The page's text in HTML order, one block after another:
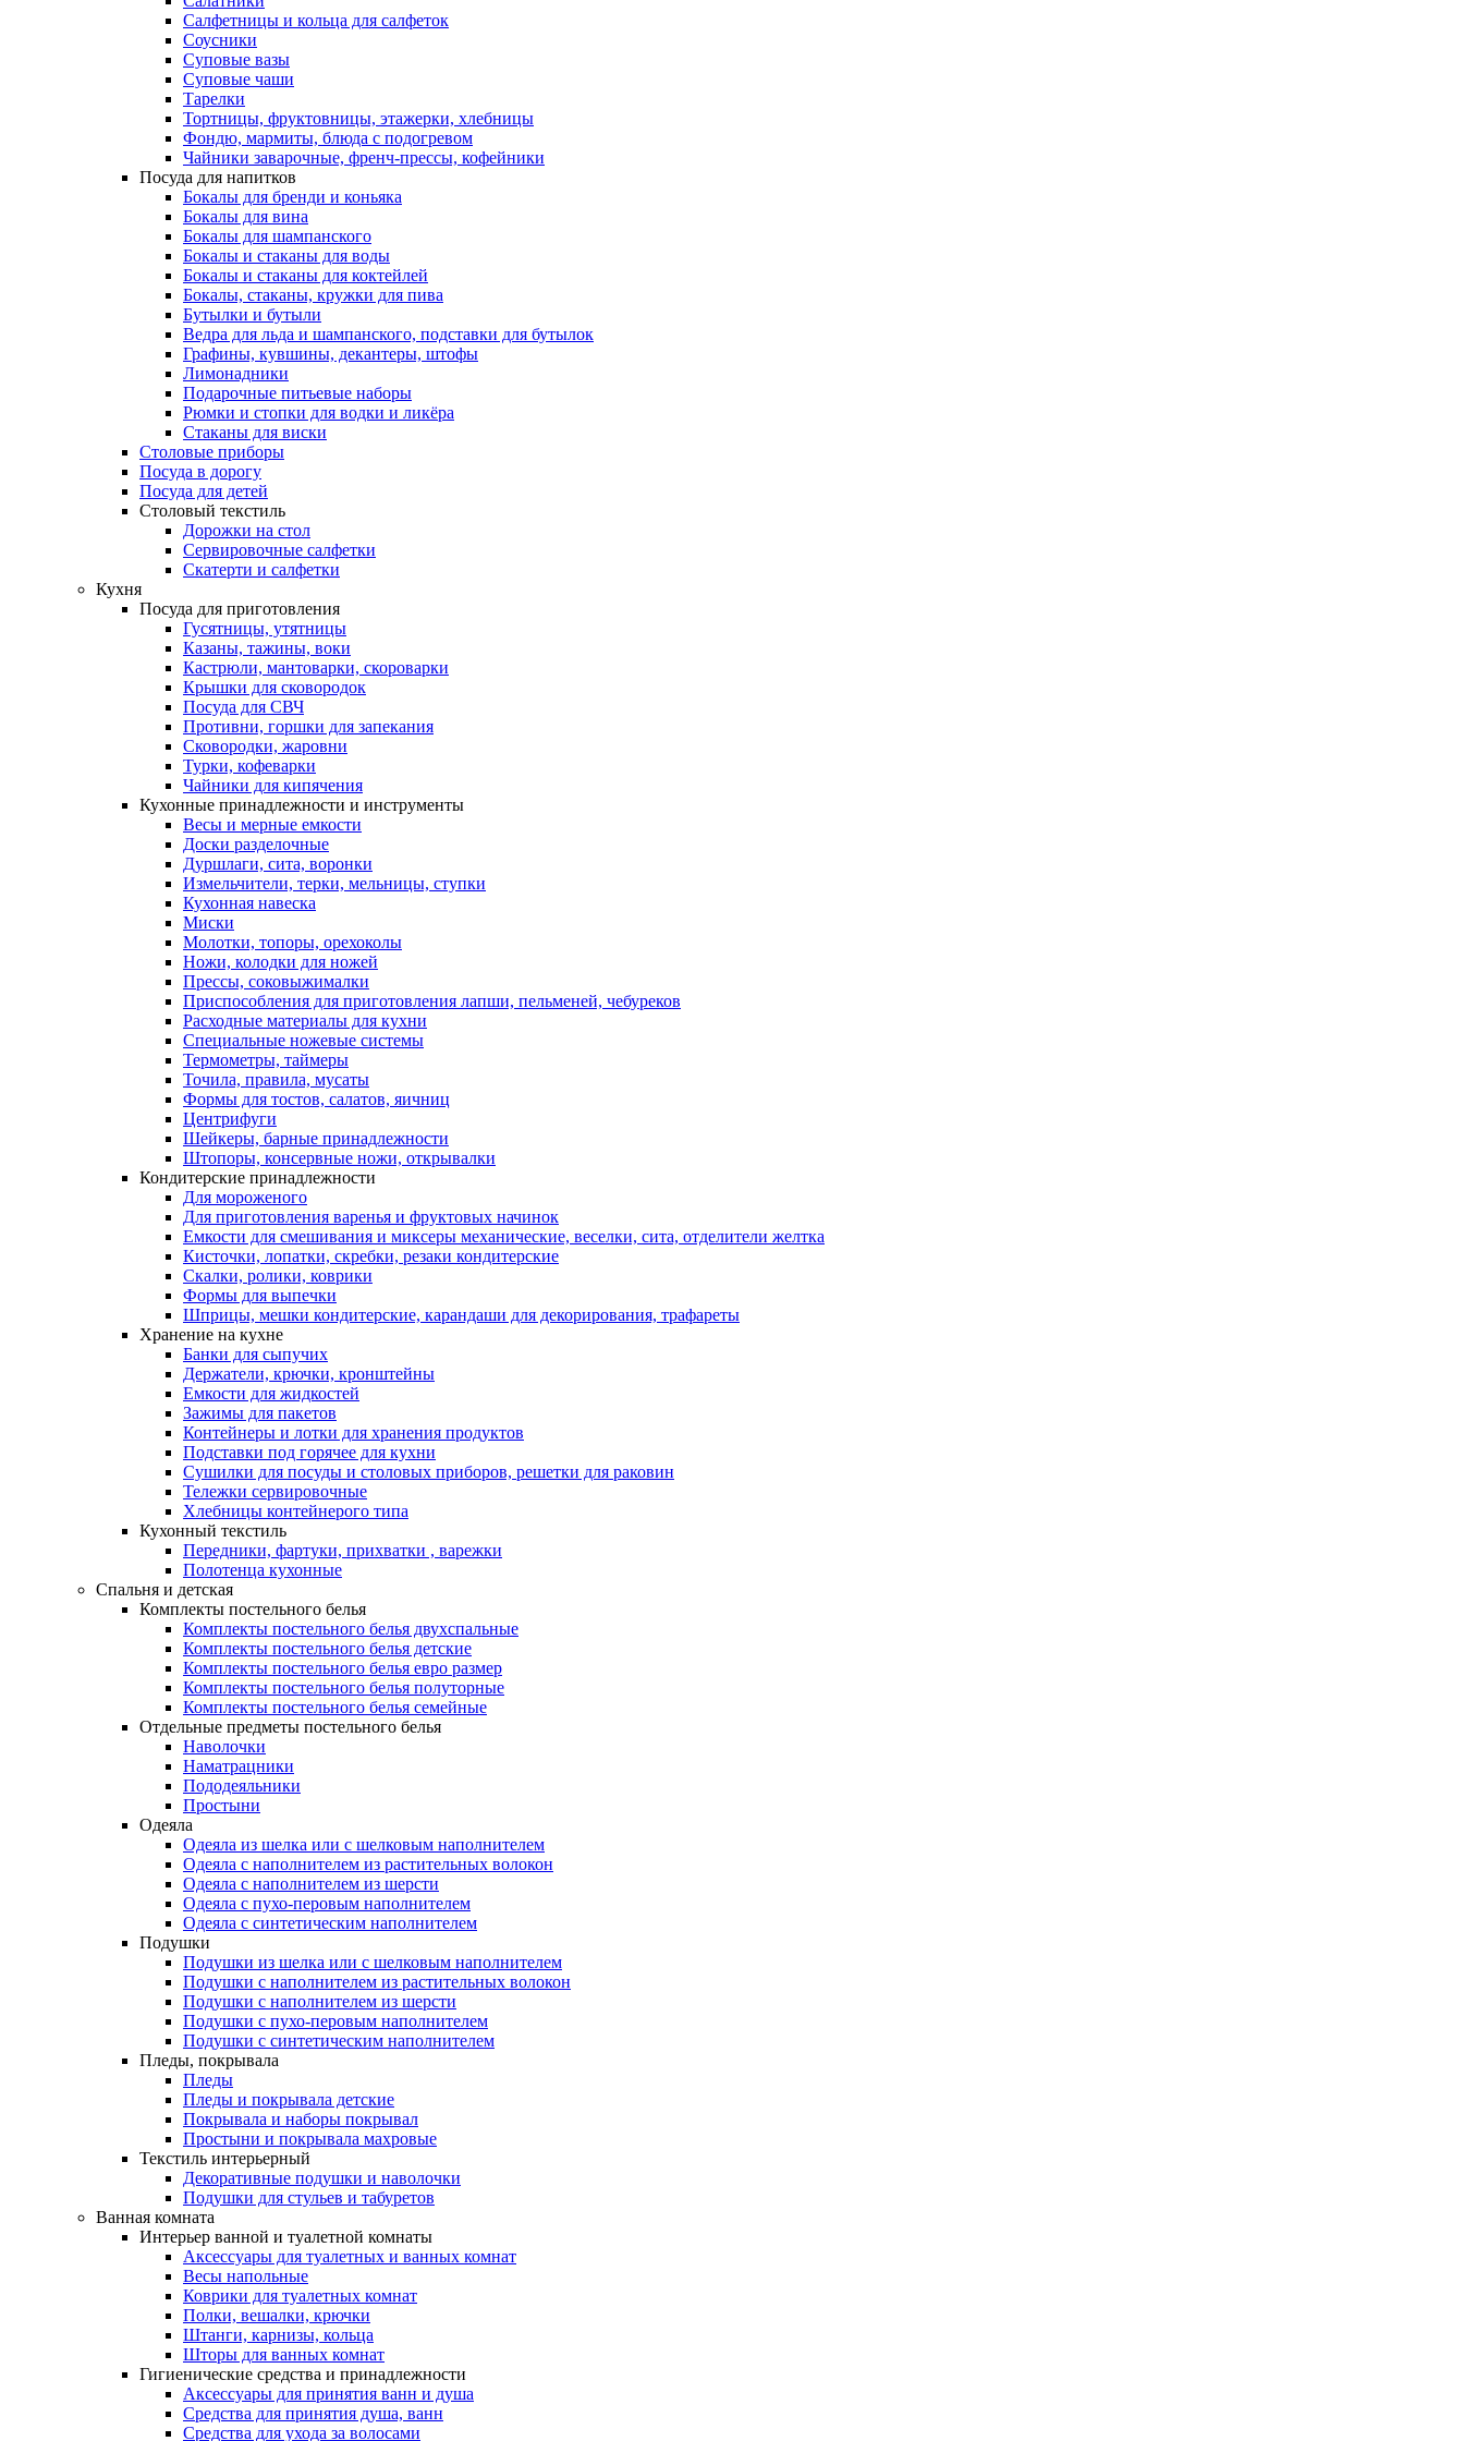
Салфетницы и кольца для салфеток
Соусники
Суповые вазы
Суповые чаши
Тарелки
Тортницы, фруктовницы, этажерки, хлебницы
Фондю, мармиты, блюда с подогревом
Чайники заварочные, френч-прессы, кофейники
Посуда для напитков
Бокалы для бренди и коньяка
Бокалы для вина
Бокалы для шампанского
Бокалы и стаканы для воды
Бокалы и стаканы для коктейлей
Бокалы, стаканы, кружки для пива
Бутылки и бутыли
Ведра для льда и шампанского, подставки для бутылок
Графины, кувшины, декантеры, штофы
Лимонадники
Подарочные питьевые наборы
Рюмки и стопки для водки и ликёра
Стаканы для виски
Столовые приборы
Посуда в дорогу
Посуда для детей
Столовый текстиль
Дорожки на стол
Сервировочные салфетки
Скатерти и салфетки
Кухня
Посуда для приготовления
Гусятницы, утятницы
Казаны, тажины, воки
Кастрюли, мантоварки, скороварки
Крышки для сковородок
Посуда для СВЧ
Противни, горшки для запекания
Сковородки, жаровни
Турки, кофеварки
Чайники для кипячения
Кухонные принадлежности и инструменты
Весы и мерные емкости
Доски разделочные
Дуршлаги, сита, воронки
Измельчители, терки, мельницы, ступки
Кухонная навеска
Миски
Молотки, топоры, орехоколы
Ножи, колодки для ножей
Прессы, соковыжималки
Приспособления для приготовления лапши, пельменей, чебуреков
Расходные материалы для кухни
Специальные ножевые системы
Термометры, таймеры
Точила, правила, мусаты
Формы для тостов, салатов, яичниц
Центрифуги
Шейкеры, барные принадлежности
Штопоры, консервные ножи, открывалки
Кондитерские принадлежности
Для мороженого
Для приготовления варенья и фруктовых начинок
Емкости для смешивания и миксеры механические, веселки, сита, отделители желтка
Кисточки, лопатки, скребки, резаки кондитерские
Скалки, ролики, коврики
Формы для выпечки
Шприцы, мешки кондитерские, карандаши для декорирования, трафареты
Хранение на кухне
Банки для сыпучих
Держатели, крючки, кронштейны
Емкости для жидкостей
Зажимы для пакетов
Контейнеры и лотки для хранения продуктов
Подставки под горячее для кухни
Сушилки для посуды и столовых приборов, решетки для раковин
Тележки сервировочные
Хлебницы контейнерого типа
Кухонный текстиль
Передники, фартуки, прихватки , варежки
Полотенца кухонные
Спальня и детская
Комплекты постельного белья
Комплекты постельного белья двухспальные
Комплекты постельного белья детские
Комплекты постельного белья евро размер
Комплекты постельного белья полуторные
Комплекты постельного белья семейные
Отдельные предметы постельного белья
Наволочки
Наматрацники
Пододеяльники
Простыни
Одеяла
Одеяла из шелка или с шелковым наполнителем
Одеяла с наполнителем из растительных волокон
Одеяла с наполнителем из шерсти
Одеяла с пухо-перовым наполнителем
Одеяла с синтетическим наполнителем
Подушки
Подушки из шелка или с шелковым наполнителем
Подушки с наполнителем из растительных волокон
Подушки с наполнителем из шерсти
Подушки с пухо-перовым наполнителем
Подушки с синтетическим наполнителем
Пледы, покрывала
Пледы
Пледы и покрывала детские
Покрывала и наборы покрывал
Простыни и покрывала махровые
Текстиль интерьерный
Декоративные подушки и наволочки
Подушки для стульев и табуретов
Ванная комната
Интерьер ванной и туалетной комнаты
Аксессуары для туалетных и ванных комнат
Весы напольные
Коврики для туалетных комнат
Полки, вешалки, крючки
Штанги, карнизы, кольца
Шторы для ванных комнат
Гигиенические средства и принадлежности
Аксессуары для принятия ванн и душа
Средства для принятия душа, ванн
Средства для ухода за волосами